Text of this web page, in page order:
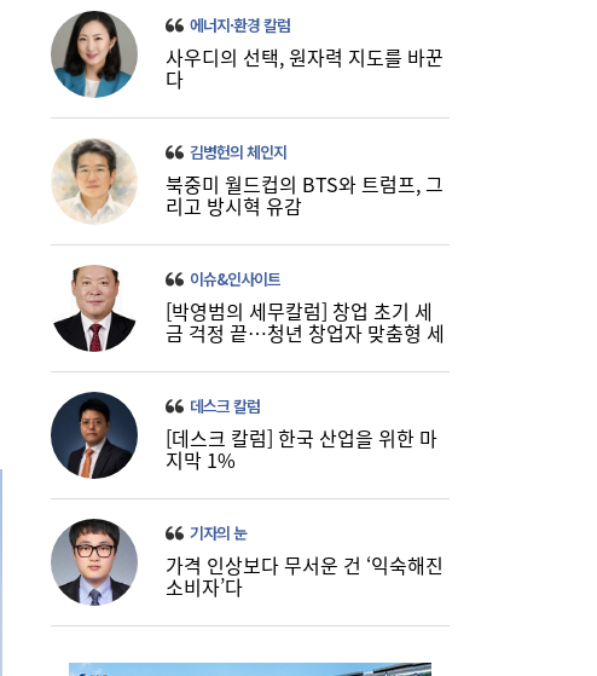
에너지·환경 칼럼
사우디의 선택, 원자력 지도를 바꾼
다
김병헌의 체인지
북중미 월드컵의 BTS와 트럼프, 그
리고 방시혁 유감
이슈&인사이트
[박영범의 세무칼럼] 창업 초기 세
금 걱정 끝…청년 창업자 맞춤형 세
데스크 칼럼
[데스크 칼럼] 한국 산업을 위한 마
지막 1%
기자의 눈
가격 인상보다 무서운 건 ‘익숙해진
소비자’다